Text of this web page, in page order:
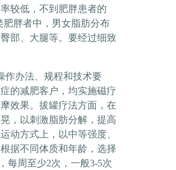
较低，不到肥胖患者的
胖者中，男女脂肪分布
部、大腿等。要经过细致
办法、规程和技术要
的减肥客户，均实施磁疗
效果。拔罐疗法方面，在
，以刺激脂肪分解，提高
动方式上，以中等强度、
据不同体质和年龄，选择
每周至少2次，一般3-5次